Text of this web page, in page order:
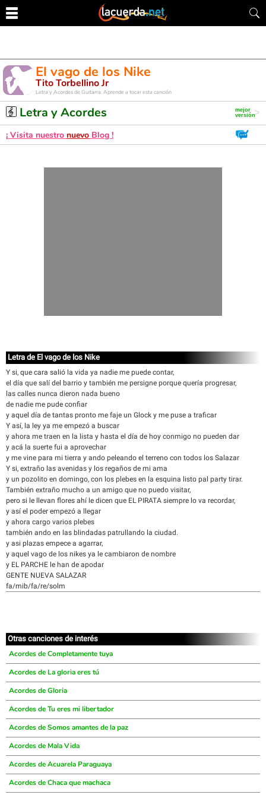
El vago de los Nike
Tito Torbellino Jr
Letra y Acordes de Guitarra. Aprende a tocar esta canción
Letra y Acordes
¡ Visita nuestro nuevo Blog !
Letra de El vago de los Nike
Y si, que cara salió la vida ya nadie me puede contar,
el día que salí del barrio y también me persigne porque quería progresar,
las calles nunca dieron nada bueno
de nadie me pude confiar
y aquel día de tantas pronto me faje un Glock y me puse a traficar
Y así, la ley ya me empezó a buscar
y ahora me traen en la lista y hasta el día de hoy conmigo no pueden dar
y acá la suerte fui a aprovechar
y me vine para mi tierra y ando peleando el terreno con todos los Salazar
Y si, extraño las avenidas y los regaños de mi ama
y un pozolito en domingo, con los plebes en la esquina listo pal party tirar.
También extraño mucho a un amigo que no puedo visitar,
pero si le llevan flores ahí le dicen que EL PIRATA siempre lo va recordar,
y así el poder empezó a llegar
y ahora cargo varios plebes
también ando en las blindadas patrullando la ciudad.
y asi plazas empece a agarrar,
y aquel vago de los nikes ya le cambiaron de nombre
y EL PARCHE le han de apodar
GENTE NUEVA SALAZAR
fa/mib/fa/re/solm
Otras canciones de interés
Acordes de Completamente tuya
Acordes de La gloria eres tú
Acordes de Gloria
Acordes de Tu eres mi libertador
Acordes de Somos amantes de la paz
Acordes de Mala Vida
Acordes de Acuarela Paraguaya
Acordes de Chaca que machaca